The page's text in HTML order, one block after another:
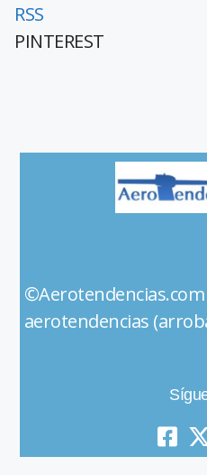
RSS
PINTEREST
aerotendencias